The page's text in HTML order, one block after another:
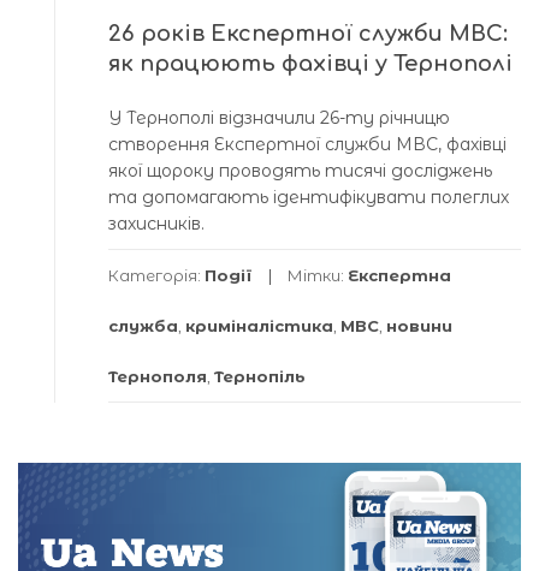
26 років Експертної служби МВС:
як працюють фахівці у Тернополі
У Тернополі відзначили 26-ту річницю
створення Експертної служби МВС, фахівці
якої щороку проводять тисячі досліджень
та допомагають ідентифікувати полеглих
захисників.
Категорія: Події Мітки: Експертна
служба криміналістика МВС новини
Тернополя Тернопіль